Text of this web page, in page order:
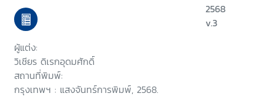
(ตามกฎหมายที่แก้ไขใหม่ ปี 2567)
ผู้แต่ง:
วิเชียร ดิเรกอุดมศักดิ์
สถานที่พิมพ์:
กรุงเทพฯ : แสงจันทร์การพิมพ์, 2568.
2568
v.3